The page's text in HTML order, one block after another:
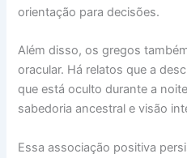
orientação para decisões.
Além disso, os gregos
oracular. Há relatos que a
que está oculto durante a
sabedoria ancestral e visão
Essa associação positiva